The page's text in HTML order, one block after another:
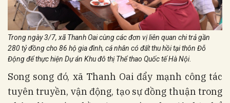
Trong ngày 3/7, xã Thanh Oai cùng các đơn vị liên quan chi trả gần
280 tỷ đồng cho 86 hộ gia đình, cá nhân có đất thu hồi tại thôn Đỗ
Động để thực hiện Dự án Khu đô thị Thể thao Quốc tế Hà Nội.
Song song đó, xã Thanh Oai đẩy mạnh công tác
tuyên truyền, vận động, tạo sự đồng thuận trong